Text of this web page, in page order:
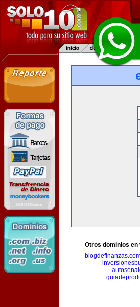
Otros dominios en